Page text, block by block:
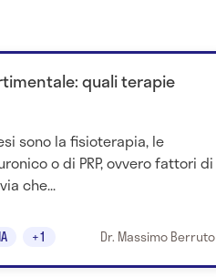
quali terapie
sono la fisioterapia, le
o di PRP, ovvero fattori di
che...
+1 Dr. Massimo Berruto